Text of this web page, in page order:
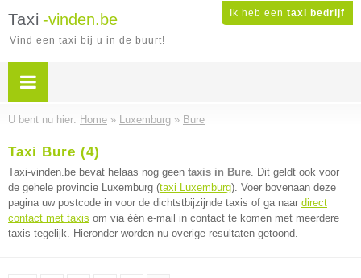
Ik heb een taxi bedrijf
Taxi -vinden.be
Vind een taxi bij u in de buurt!
U bent nu hier: Home » Luxemburg » Bure
Taxi Bure (4)
Taxi-vinden.be bevat helaas nog geen taxis in Bure. Dit geldt ook voor
de gehele provincie Luxemburg (taxi Luxemburg). Voer bovenaan deze
pagina uw postcode in voor de dichtstbijzijnde taxis of ga naar direct
contact met taxis om via één e-mail in contact te komen met meerdere
taxis tegelijk. Hieronder worden nu overige resultaten getoond.